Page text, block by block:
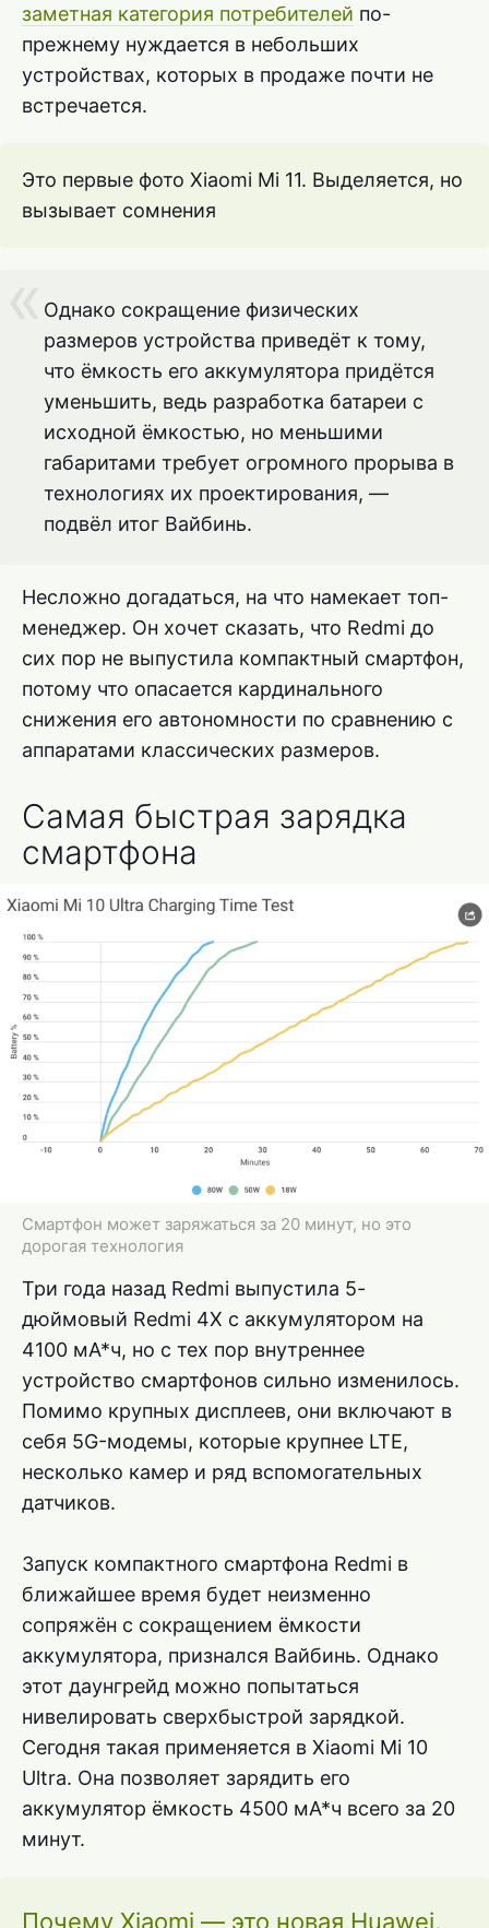
заметная категория потребителей по-
прежнему нуждается в небольших
устройствах, которых в продаже почти не
встречается.
Это первые фото Xiaomi Mi 11. Выделяется, но
вызывает сомнения
Однако сокращение физических
размеров устройства приведёт к тому,
что ёмкость его аккумулятора придётся
уменьшить, ведь разработка батареи с
исходной ёмкостью, но меньшими
габаритами требует огромного прорыва в
технологиях их проектирования, —
подвёл итог Вайбинь.
Несложно догадаться, на что намекает топ-
менеджер. Он хочет сказать, что Redmi до
сих пор не выпустила компактный смартфон,
потому что опасается кардинального
снижения его автономности по сравнению с
аппаратами классических размеров.
Самая быстрая зарядка
смартфона
Смартфон может заряжаться за 20 минут, но это
дорогая технология
Три года назад Redmi выпустила 5-
дюймовый Redmi 4X с аккумулятором на
4100 мА*ч, но с тех пор внутреннее
устройство смартфонов сильно изменилось.
Помимо крупных дисплеев, они включают в
себя 5G-модемы, которые крупнее LTE,
несколько камер и ряд вспомогательных
датчиков.
Запуск компактного смартфона Redmi в
ближайшее время будет неизменно
сопряжён с сокращением ёмкости
аккумулятора, признался Вайбинь. Однако
этот даунгрейд можно попытаться
нивелировать сверхбыстрой зарядкой.
Сегодня такая применяется в Xiaomi Mi 10
Ultra. Она позволяет зарядить его
аккумулятор ёмкость 4500 мА*ч всего за 20
минут.
Почему Xiaomi — это новая Huawei,